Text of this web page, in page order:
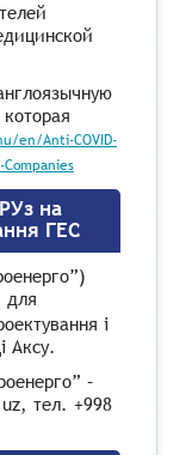
en/Anti-COVID-
на
ГЕС
для
і
Аксу.
–
тел. +998